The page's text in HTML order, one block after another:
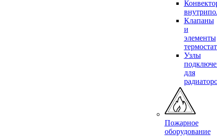
Клапаны
и
элементы
Узлы
для
Пожарное
оборудование